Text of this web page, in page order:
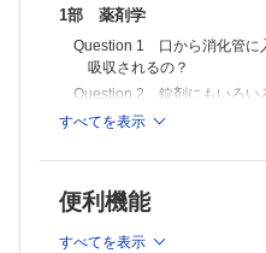
Question 22 軟膏剤を混ぜたら
Question 23 口内炎の薬が患
Question 24 のみ薬より速い
Question 25 注射の効果を最
Question 26 脂肪乳剤と高カ
Question 28 薬が身体に投与
違うの？
Question 29 1日1回でOKなん
1部 薬剤学
Question 1 口から消化管に
吸収されるの？
Question 2 錠剤にもいろい
Question 3 口腔内崩壊錠が
うの？
Question 5 錠剤をよく見た
うして？
すべてを表示
便利機能
すべてを表示